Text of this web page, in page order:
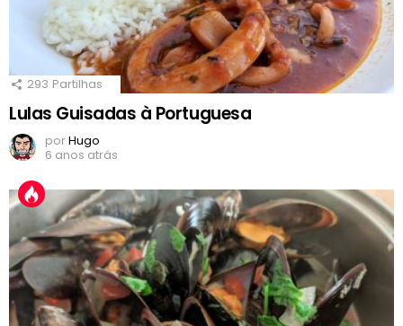
293 Partilhas
Lulas Guisadas à Portuguesa
porHugo
6 anos atrás